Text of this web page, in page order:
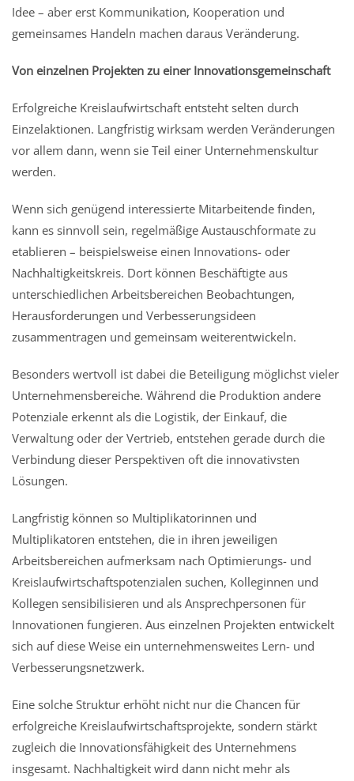
Idee – aber erst Kommunikation, Kooperation und
gemeinsames Handeln machen daraus Veränderung.
Von einzelnen Projekten zu einer Innovationsgemeinschaft
Erfolgreiche Kreislaufwirtschaft entsteht selten durch
Einzelaktionen. Langfristig wirksam werden Veränderungen
vor allem dann, wenn sie Teil einer Unternehmenskultur
werden.
Wenn sich genügend interessierte Mitarbeitende finden,
kann es sinnvoll sein, regelmäßige Austauschformate zu
etablieren – beispielsweise einen Innovations- oder
Nachhaltigkeitskreis. Dort können Beschäftigte aus
unterschiedlichen Arbeitsbereichen Beobachtungen,
Herausforderungen und Verbesserungsideen
zusammentragen und gemeinsam weiterentwickeln.
Besonders wertvoll ist dabei die Beteiligung möglichst vieler
Unternehmensbereiche. Während die Produktion andere
Potenziale erkennt als die Logistik, der Einkauf, die
Verwaltung oder der Vertrieb, entstehen gerade durch die
Verbindung dieser Perspektiven oft die innovativsten
Lösungen.
Langfristig können so Multiplikatorinnen und
Multiplikatoren entstehen, die in ihren jeweiligen
Arbeitsbereichen aufmerksam nach Optimierungs- und
Kreislaufwirtschaftspotenzialen suchen, Kolleginnen und
Kollegen sensibilisieren und als Ansprechpersonen für
Innovationen fungieren. Aus einzelnen Projekten entwickelt
sich auf diese Weise ein unternehmensweites Lern- und
Verbesserungsnetzwerk.
Eine solche Struktur erhöht nicht nur die Chancen für
erfolgreiche Kreislaufwirtschaftsprojekte, sondern stärkt
zugleich die Innovationsfähigkeit des Unternehmens
insgesamt. Nachhaltigkeit wird dann nicht mehr als